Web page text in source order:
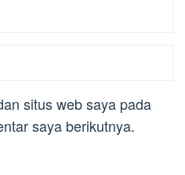
situs web saya pada
saya berikutnya.